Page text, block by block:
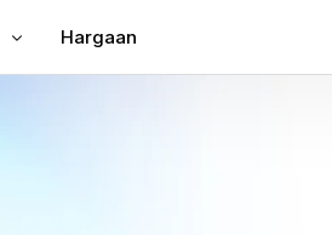
Hargaan